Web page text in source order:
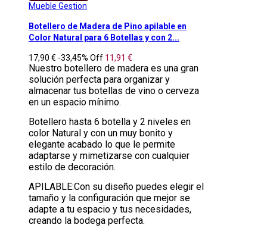
Mueble Gestion
Botellero de Madera de Pino apilable en
Color Natural para 6 Botellas y con 2...
17,90 € -33,45% Off 11,91 €
Nuestro botellero de madera es una gran
solución perfecta para organizar y
almacenar tus botellas de vino o cerveza
en un espacio mínimo.
Botellero hasta 6 botella y 2 niveles en
color Natural y con un muy bonito y
elegante acabado lo que le permite
adaptarse y mimetizarse con cualquier
estilo de decoración.
APILABLE:Con su diseño puedes elegir el
tamaño y la configuración que mejor se
adapte a tu espacio y tus necesidades,
creando la bodega perfecta.